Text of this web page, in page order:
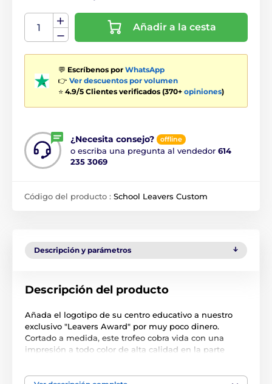
Añadir a la cesta
💬 Escríbenos por WhatsApp
👉 Ver descuentos por volumen
⭐ 4.9/5 Clientes verificados (370+ opiniones)
¿Necesita consejo? offline
o escriba una pregunta al vendedor 614
235 3069
Código del producto : School Leavers Custom
Descripción y parámetros
Descripción del producto
Añada el logotipo de su centro educativo a nuestro
exclusivo "Leavers Award" por muy poco dinero.
Cortado a medida, este trofeo cobra vida con una
impresión a todo color de alta calidad en la parte